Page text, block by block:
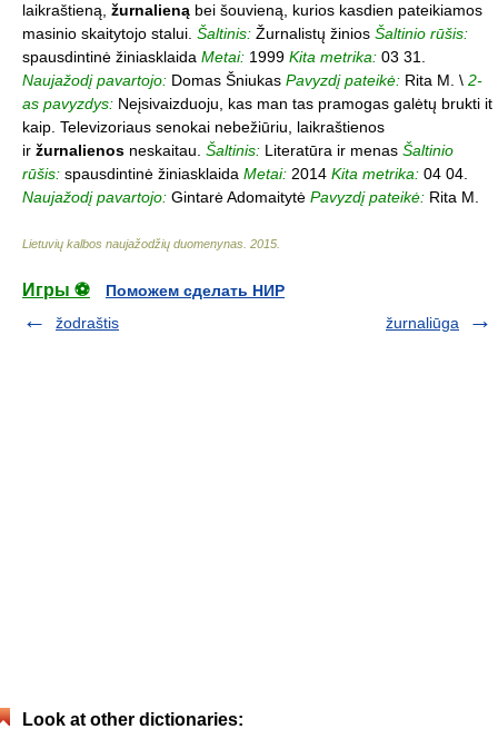
laikraštieną, žurnalieną bei šouvieną, kurios kasdien pateikiamos
masinio skaitytojo stalui. Šaltinis: Žurnalistų žinios Šaltinio rūšis:
spausdintinė žiniasklaida Metai: 1999 Kita metrika: 03 31.
Naujažodį pavartojo: Domas Šniukas Pavyzdį pateikė: Rita M. \ 2-
as pavyzdys: Neįsivaizduoju, kas man tas pramogas galėtų brukti it
kaip. Televizoriaus senokai nebežiūriu, laikraštienos
ir žurnalienos neskaitau. Šaltinis: Literatūra ir menas Šaltinio
rūšis: spausdintinė žiniasklaida Metai: 2014 Kita metrika: 04 04.
Naujažodį pavartojo: Gintarė Adomaitytė Pavyzdį pateikė: Rita M.
Lietuvių kalbos naujažodžių duomenynas 2015
Игры ⚽
Поможем сделать НИР
žodraštis
žurnaliūga
Look at other dictionaries: